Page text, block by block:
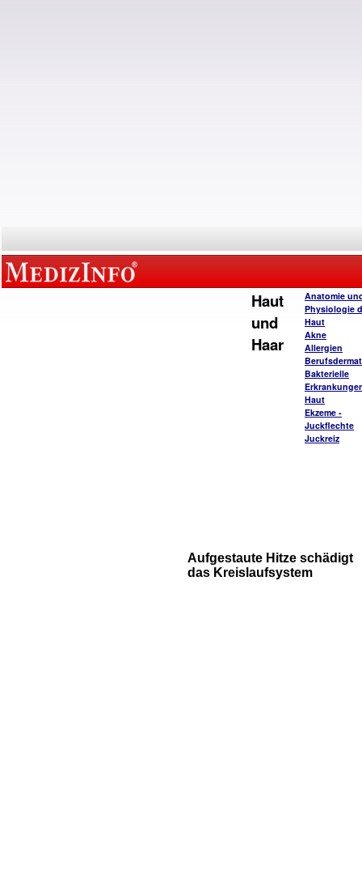
Haut
und
Haar
Anatomie
Physiologie
Haut
Akne
Allergien
Bakterielle
Haut
Ekzeme -
Juckflechte
Juckreiz
Aufgestaute Hitze schädigt
das Kreislaufsystem